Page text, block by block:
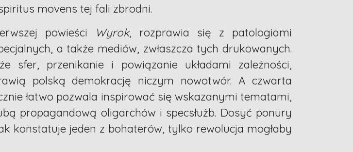
movens tej fali zbrodni.
powieści
Wyrok, rozprawia się z patologiami
a także mediów, zwłaszcza tych drukowanych.
sfer, przenikanie i powiązanie układami zależności,
polską demokrację niczym nowotwór. A czwarta
łatwo pozwala inspirować się wskazanymi tematami,
propagandową oligarchów i specsłużb. Dosyć ponury
konstatuje jeden z bohaterów, tylko rewolucja mogłaby